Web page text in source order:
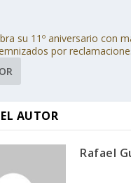
su 11º aniversario con
por
AUTOR
Rafael